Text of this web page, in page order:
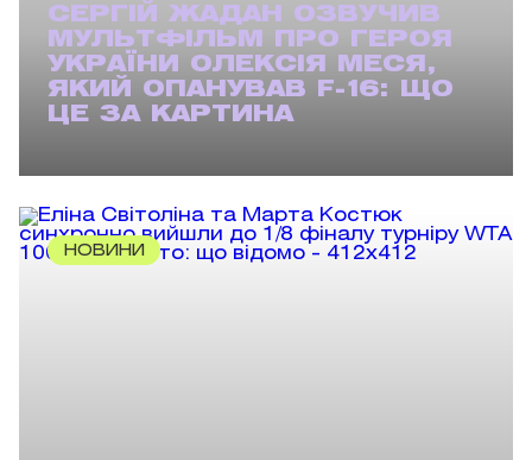
СЕРГІЙ ЖАДАН ОЗВУЧИВ
МУЛЬТФІЛЬМ ПРО ГЕРОЯ
УКРАЇНИ ОЛЕКСІЯ МЕСЯ,
ЯКИЙ ОПАНУВАВ F-16: ЩО
ЦЕ ЗА КАРТИНА
НОВИНИ